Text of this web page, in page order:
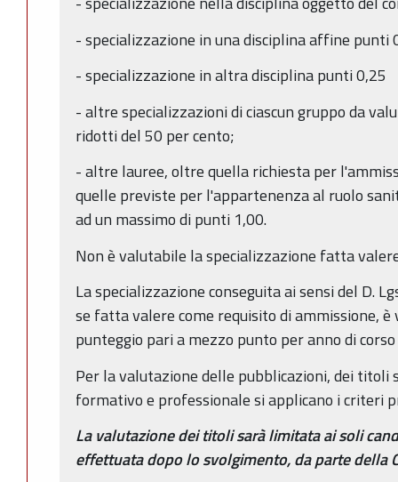
- specializzazione in una disciplina affine punti
- specializzazione in altra disciplina punti 0,25
- altre specializzazioni di ciascun gruppo da
ridotti del 50 per cento;
- altre lauree, oltre quella richiesta per
quelle previste per l'appartenenza al ruolo
ad un massimo di punti 1,00.
Non è valutabile la specializzazione fatta
La specializzazione conseguita ai sensi del D.
se fatta valere come requisito di ammissione,
punteggio pari a mezzo punto per anno di
Per la valutazione delle pubblicazioni, dei titoli
formativo e professionale si applicano i criteri
La valutazione dei titoli sarà limitata ai soli
effettuata dopo lo svolgimento, da parte della